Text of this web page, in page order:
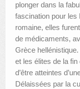
plonger dans la
fascination pour les
romaine, elles
de médicaments,
Grèce
et les élites de la fin
d’être atteintes
Délaissées par la